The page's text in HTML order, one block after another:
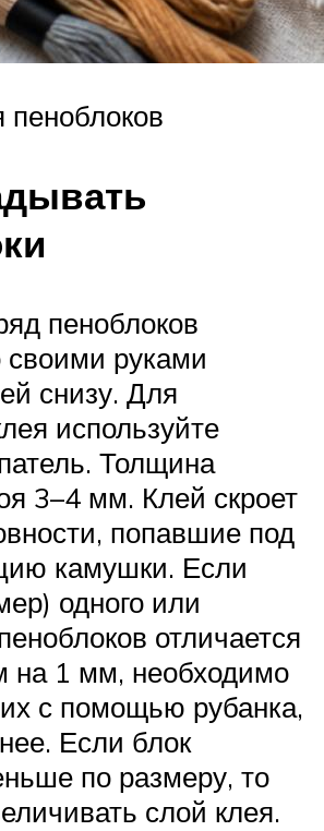
пеноблоков
пеноблоков
руками
снизу. Для
используйте
Толщина
3–4 мм. Клей скроет
попавшие под
камушки. Если
одного или
отличается
на 1 мм, необходимо
с помощью рубанка,
Если блок
по размеру, то
слой клея.